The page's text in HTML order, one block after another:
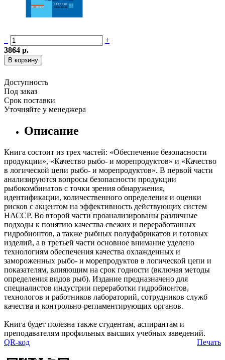
–
+
3864 р.
Доступность
Под заказ
Срок поставки
Уточняйте у менеджера
Описание
Книга состоит из трех частей: «Обеспечение безопасности
продукции», «Качество рыбо- и морепродуктов» и «Качество
в логической цепи рыбо- и морепродуктов». В первой части
анализируются вопросы безопасности продукции
рыбокомбинатов с точки зрения обнаружения,
идентификации, количественного определения и оценки
рисков с акцентом на эффективность действующих систем
НАССР. Во второй части проанализированы различные
подходы к понятию качества свежих и переработанных
гидробионтов, а также рыбных полуфабрикатов и готовых
изделий, а в третьей части основное внимание уделено
технологиям обеспечения качества охлажденных и
замороженных рыбо- и морепродуктов в логической цепи и
показателям, влияющим на срок годности (включая методы
определения видов рыб). Издание предназначено для
специалистов индустрии переработки гидробионтов,
технологов и работников лабораторий, сотрудников служб
качества и контрольно-регламентирующих органов.
Книга будет полезна также студентам, аспирантам и
преподавателям профильных высших учебных заведений.
Печать
QR-код